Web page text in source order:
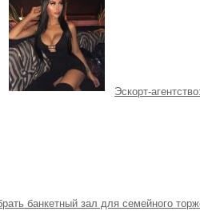
Эскорт-
банкетный зал для семейного